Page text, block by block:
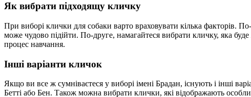
Як вибрати підходящу кличку
При виборі клички для собаки варто враховувати кілька факторів.
може чудово підійти. По-друге, намагайтеся вибрати кличку, яка
процес навчання.
Інші варіанти кличок
Якщо ви все ж сумніваєтеся у виборі імені Брадан, існують і інші
Бетті або Бен. Також можна вибрати клички, які відображають